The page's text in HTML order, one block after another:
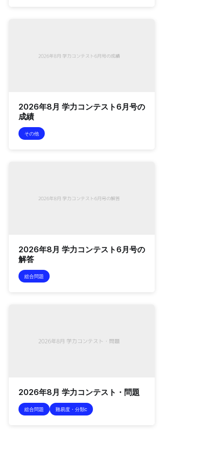
2026年8月 学力コンテスト6月号の
成績
その他
2026年8月 学力コンテスト6月号の
解答
総合問題
2026年8月 学力コンテスト・問題
総合問題 難易度・分類c